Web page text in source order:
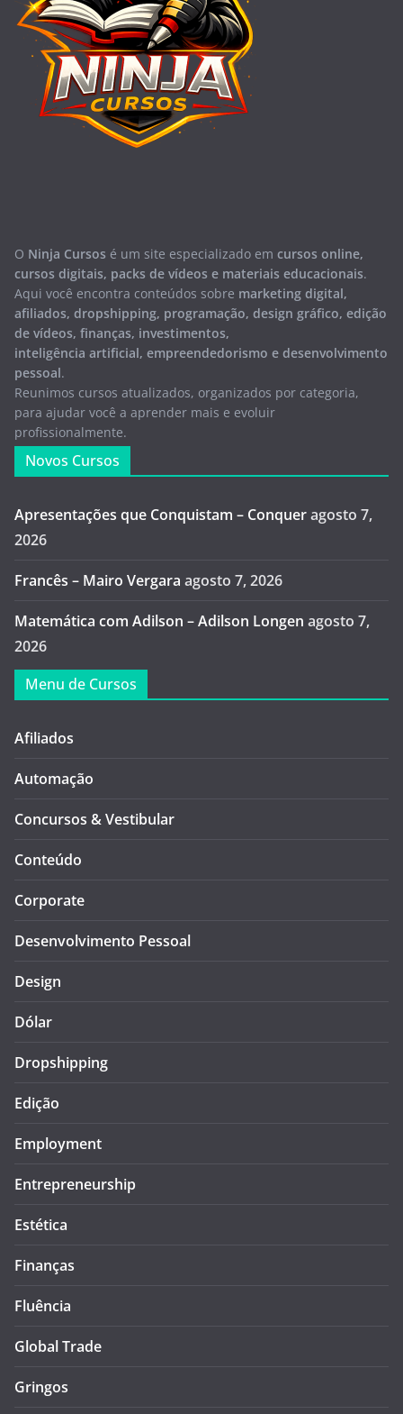
O Ninja Cursos é um site especializado em cursos online,
cursos digitais, packs de vídeos e materiais educacionais.
Aqui você encontra conteúdos sobre marketing digital,
afiliados, dropshipping, programação, design gráfico, edição
de vídeos, finanças, investimentos,
inteligência artificial, empreendedorismo e desenvolvimento
pessoal.
Reunimos cursos atualizados, organizados por categoria,
para ajudar você a aprender mais e evoluir
profissionalmente.
Novos Cursos
Apresentações que Conquistam – Conqueragosto 7,
2026
Francês – Mairo Vergara agosto 7, 2026
Matemática com Adilson – Adilson Longen agosto 7,
2026
Menu de Cursos
Afiliados
Automação
Concursos & Vestibular
Conteúdo
Corporate
Desenvolvimento Pessoal
Design
Dólar
Dropshipping
Edição
Employment
Entrepreneurship
Estética
Finanças
Fluência
Global Trade
Gringos